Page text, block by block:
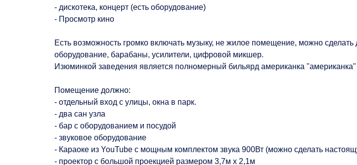
- дискотека, концерт (есть оборудование)
- Просмотр кино
Есть возможность громко включать музыку, не жилое помещение, можно сделать
оборудование, барабаны, усилители, цифровой микшер.
Изюминкой заведения является полномерный бильярд американка "американка"
Помещение должно:
- отдельный вход с улицы, окна в парк.
- два сан узла
- бар с оборудованием и посудой
- звуковое оборудование
- Караоке из YouTube с мощным комплектом звука 900Вт (можно сделать
- проектор с большой проекцией размером 3,7м х 2,1м